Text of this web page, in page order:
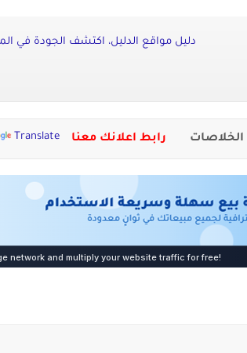
دليل مواقع الدليل، اكتشف الجودة في
الخلاصات رابط اعلانك معنا Translate